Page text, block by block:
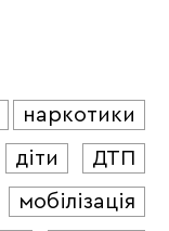
наркотики
діти
ДТП
мобілізація